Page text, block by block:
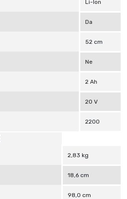
Li-lon
Da
52 cm
Ne
2 Ah
20 V
2200
2,83 kg
18,6 cm
98,0 cm